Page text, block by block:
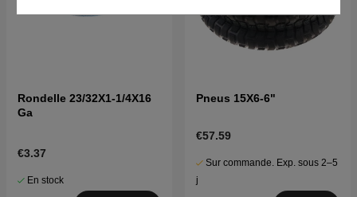
Rondelle 23/32X1-1/4X16
Ga
€3.37
En stock
Pneus 15X6-6"
€57.59
Sur commande. Exp. sous 2–5
j